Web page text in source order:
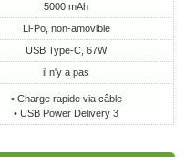
5000 mAh
Li-Po, non-amovible
USB Type-C, 67W
il n'y a pas
• Charge rapide via câble
• USB Power Delivery 3